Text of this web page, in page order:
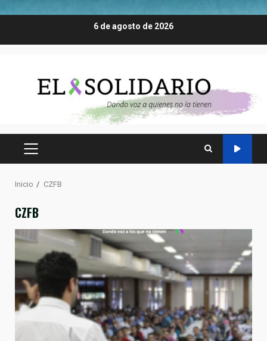
6 de agosto de 2026
MENÚ
Inicio CZFB
CZFB